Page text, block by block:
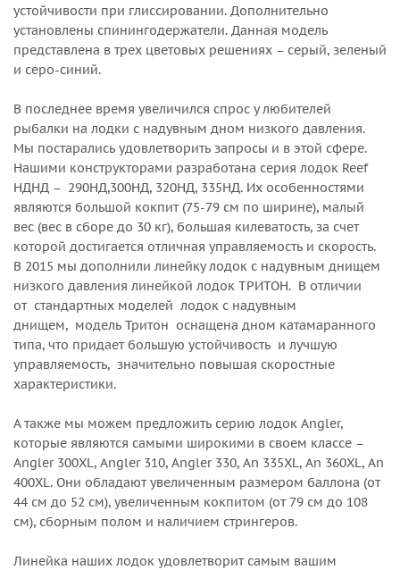
устойчивости при глиссировании. Дополнительно
установлены спинингодержатели. Данная модель
представлена в трех цветовых решениях – серый, зеленый
и серо-синий.
В последнее время увеличился спрос у любителей
рыбалки на лодки с надувным дном низкого давления.
Мы постарались удовлетворить запросы и в этой сфере.
Нашими конструкторами разработана серия лодок Reef
НДНД – 290НД,300НД, 320НД, 335НД. Их особенностями
являются большой кокпит (75-79 см по ширине), малый
вес (вес в сборе до 30 кг), большая килеватость, за счет
которой достигается отличная управляемость и скорость.
В 2015 мы дополнили линейку лодок с надувным днищем
низкого давления линейкой лодок ТРИТОН. В отличии
от стандартных моделей лодок с надувным
днищем, модель Тритон оснащена дном катамаранного
типа, что придает большую устойчивость и лучшую
управляемость, значительно повышая скоростные
характеристики.
А также мы можем предложить серию лодок Angler,
которые являются самыми широкими в своем классе –
Angler 300XL, Angler 310, Angler 330, An 335XL, An 360XL, An
400XL. Они обладают увеличенным размером баллона (от
44 см до 52 см), увеличенным кокпитом (от 79 см до 108
см), сборным полом и наличием стрингеров.
Линейка наших лодок удовлетворит самым вашим